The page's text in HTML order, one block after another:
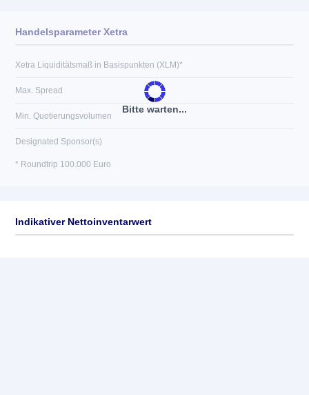
Bitte warten...
Handelsparameter Xetra
Xetra Liquiditätsmaß in Basispunkten (XLM)*
Max. Spread
Min. Quotierungsvolumen
Designated Sponsor(s)
* Roundtrip 100.000 Euro
Indikativer Nettoinventarwert